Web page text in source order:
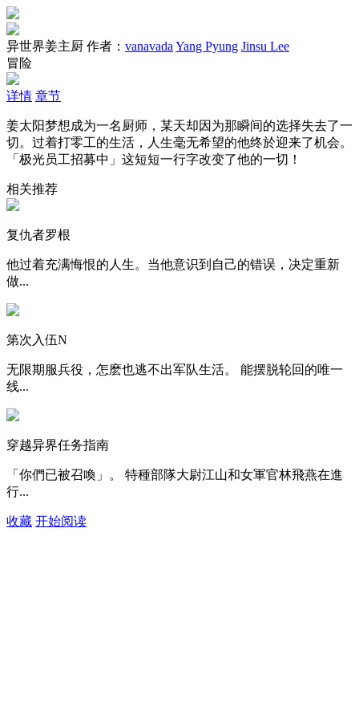
异世界姜主厨 作者： vanavada Yang Pyung Jinsu Lee
冒险
详情 章节
姜太阳梦想成为一名厨师，某天却因为那瞬间的选择失去了一
切。过着打零工的生活，人生毫无希望的他终於迎来了机会。
「极光员工招募中」这短短一行字改变了他的一切！
相关推荐
复仇者罗根
他过着充满悔恨的人生。当他意识到自己的错误，决定重新
做...
第次入伍N
无限期服兵役，怎麽也逃不出军队生活。 能摆脱轮回的唯一
线...
穿越异界任务指南
「你們已被召喚」。 特種部隊大尉江山和女軍官林飛燕在進
行...
收藏 开始阅读